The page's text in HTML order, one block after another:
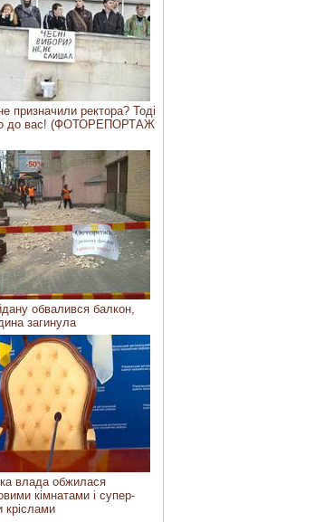
призначили ректора? Тоді
до вас! (ФОТОРЕПОРТАЖ
обвалився балкон,
загинула
влада обжилася
кімнатами і супер-
кріслами